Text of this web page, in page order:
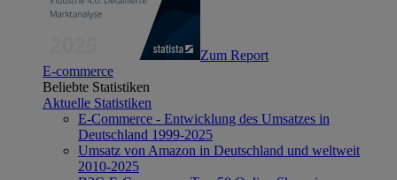
Zum Report
E-commerce
Beliebte Statistiken
Aktuelle Statistiken
E-Commerce - Entwicklung des Umsatzes in
Deutschland 1999-2025
Umsatz von Amazon in Deutschland und weltweit
2010-2025